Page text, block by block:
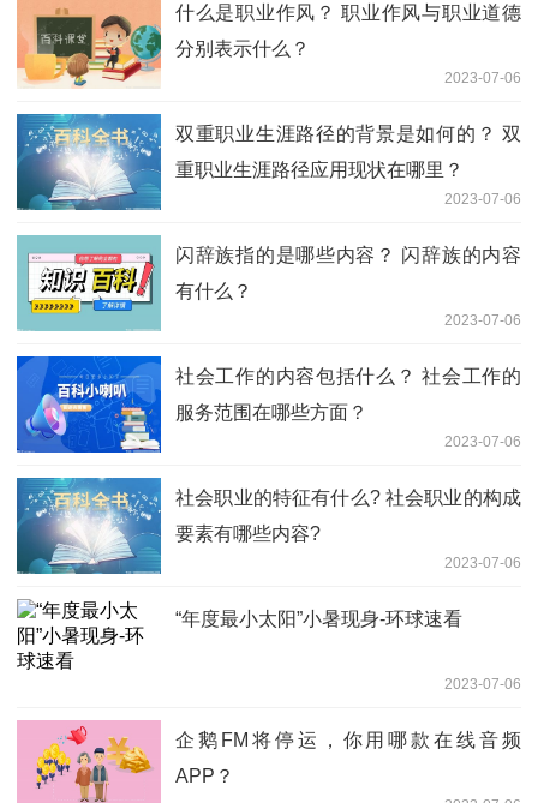
什么是职业作风？ 职业作风与职业道德
分别表示什么？
2023-07-06
双重职业生涯路径的背景是如何的？ 双
重职业生涯路径应用现状在哪里？
2023-07-06
闪辞族指的是哪些内容？ 闪辞族的内容
有什么？
2023-07-06
社会工作的内容包括什么？ 社会工作的
服务范围在哪些方面？
2023-07-06
社会职业的特征有什么? 社会职业的构成
要素有哪些内容?
2023-07-06
“年度最小太阳”小暑现身-环球速看
2023-07-06
企鹅FM将停运，你用哪款在线音频
APP？